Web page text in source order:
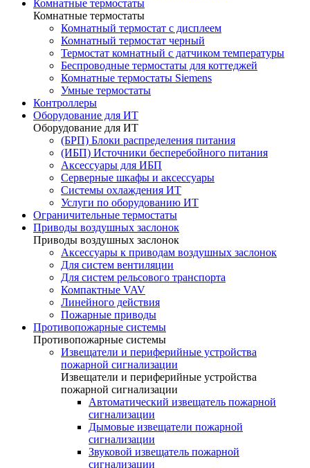
Комнатные термостаты
Комнатные термостаты
Комнатный термостат с дисплеем
Комнатный термостат черный
Термостат комнатный с датчиком температуры
Беспроводные термостаты для коттеджей
Комнатные термостаты Siemens
Умные термостаты
Контроллеры
Оборудование для ИТ
Оборудование для ИТ
(БРП) Блоки распределения питания
(ИБП) Источники бесперебойного питания
Аксессуары для ИБП
Серверные шкафы и аксессуары
Системы охлаждения ИТ
Услуги по оборудованию ИТ
Ограничительные термостаты
Приводы воздушных заслонок
Приводы воздушных заслонок
Аксессуары к приводам воздушных заслонок
Для систем вентиляции
Для систем рельсового транспорта
Компактные VAV
Линейного действия
Пожарные приводы
Противопожарные системы
Противопожарные системы
Извещатели и периферийные устройства
пожарной сигнализации
Извещатели и периферийные устройства
пожарной сигнализации
Автоматический извещатель пожарной
сигнализации
Дымовые извещатели пожарной
сигнализации
Звуковой извещатель пожарной
сигнализации